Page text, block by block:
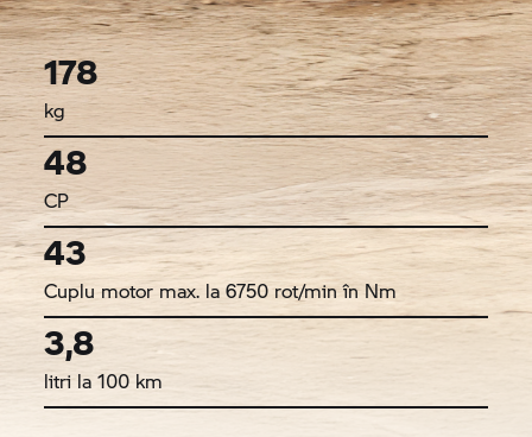
178
kg
48
CP
43
Cuplu motor max. la 6750 rot/min în Nm
3,8
litri la 100 km